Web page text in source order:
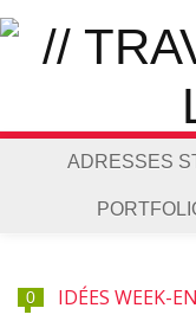
ADRESSES
0 IDÉES WEEK-